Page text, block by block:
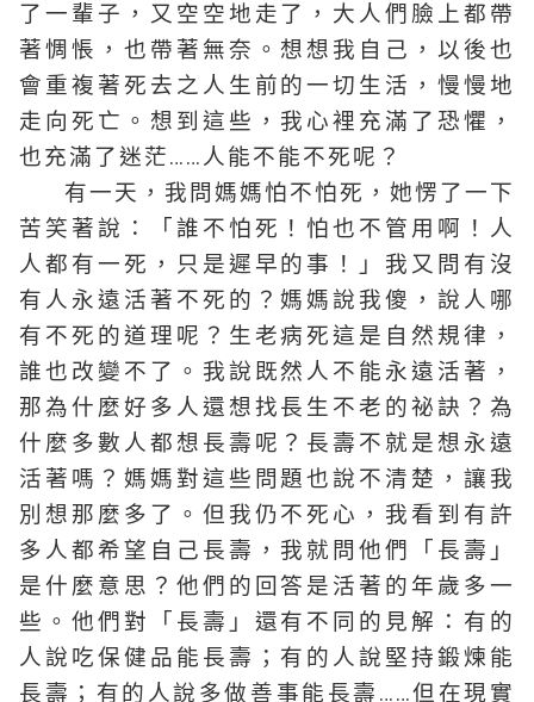
了一輩子，又空空地走了，大人們臉上都帶
著惆悵，也帶著無奈。想想我自己，以後也
會重複著死去之人生前的一切生活，慢慢地
走向死亡。想到這些，我心裡充滿了恐懼，
也充滿了迷茫……人能不能不死呢？
有一天，我問媽媽怕不怕死，她愣了一下
苦笑著說：「誰不怕死！怕也不管用啊！人
人都有一死，只是遲早的事！」我又問有沒
有人永遠活著不死的？媽媽說我傻，說人哪
有不死的道理呢？生老病死這是自然規律，
誰也改變不了。我說既然人不能永遠活著，
那為什麼好多人還想找長生不老的祕訣？為
什麼多數人都想長壽呢？長壽不就是想永遠
活著嗎？媽媽對這些問題也說不清楚，讓我
別想那麼多了。但我仍不死心，我看到有許
多人都希望自己長壽，我就問他們「長壽」
是什麼意思？他們的回答是活著的年歲多一
些。他們對「長壽」還有不同的見解：有的
人說吃保健品能長壽；有的人說堅持鍛煉能
長壽；有的人說多做善事能長壽……但在現實